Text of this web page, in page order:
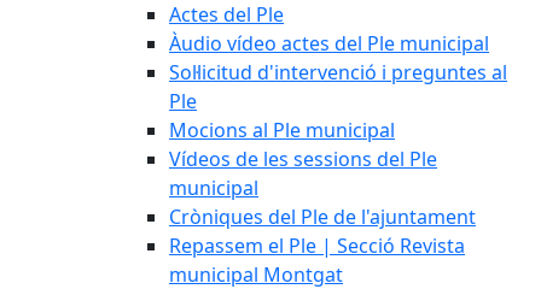
Actes del Ple
Àudio vídeo actes del Ple municipal
Sol·licitud d'intervenció i preguntes al
Ple
Mocions al Ple municipal
Vídeos de les sessions del Ple
municipal
Cròniques del Ple de l'ajuntament
Repassem el Ple | Secció Revista
municipal Montgat